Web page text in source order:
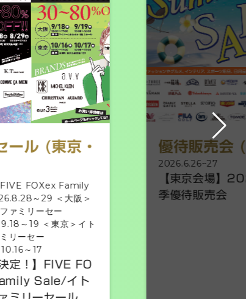
優待販売会 (東京)
季優待販売会
優
【大
季優